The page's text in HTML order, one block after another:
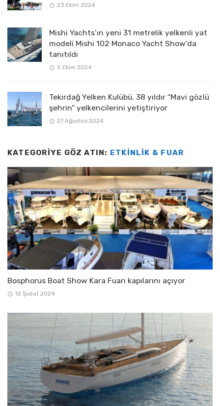
23 Ekim 2024
Mishi Yachts’ın yeni 31 metrelik yelkenli yat
modeli Mishi 102 Monaco Yacht Show’da
tanıtıldı
5 Ekim 2024
Tekirdağ Yelken Kulübü, 38 yıldır “Mavi gözlü
şehrin” yelkencilerini yetiştiriyor
27 Ağustos 2024
KATEGORIYE GÖZ ATIN: ETKINLIK & FUAR
Bosphorus Boat Show Kara Fuarı kapılarını açıyor
12 Şubat 2024